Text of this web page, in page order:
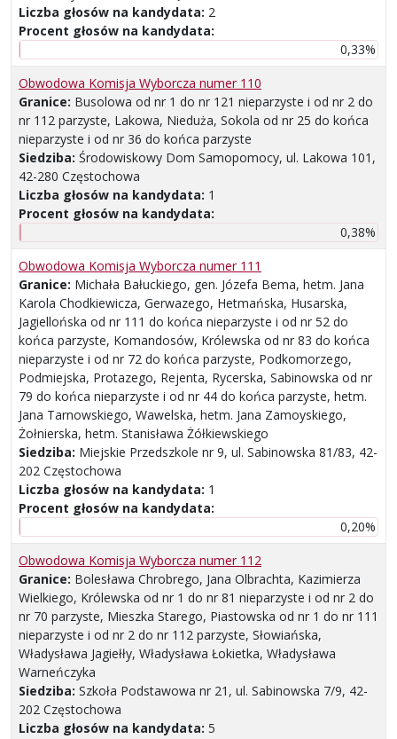
Liczba głosów na kandydata: 2
Procent głosów na kandydata:
0,33%
Obwodowa Komisja Wyborcza numer 110
Granice: Busolowa od nr 1 do nr 121 nieparzyste i od nr 2 do
nr 112 parzyste, Lakowa, Nieduża, Sokola od nr 25 do końca
nieparzyste i od nr 36 do końca parzyste
Siedziba: Środowiskowy Dom Samopomocy, ul. Lakowa 101,
42-280 Częstochowa
Liczba głosów na kandydata: 1
Procent głosów na kandydata:
0,38%
Obwodowa Komisja Wyborcza numer 111
Granice: Michała Bałuckiego, gen. Józefa Bema, hetm. Jana
Karola Chodkiewicza, Gerwazego, Hetmańska, Husarska,
Jagiellońska od nr 111 do końca nieparzyste i od nr 52 do
końca parzyste, Komandosów, Królewska od nr 83 do końca
nieparzyste i od nr 72 do końca parzyste, Podkomorzego,
Podmiejska, Protazego, Rejenta, Rycerska, Sabinowska od nr
79 do końca nieparzyste i od nr 44 do końca parzyste, hetm.
Jana Tarnowskiego, Wawelska, hetm. Jana Zamoyskiego,
Żołnierska, hetm. Stanisława Żółkiewskiego
Siedziba: Miejskie Przedszkole nr 9, ul. Sabinowska 81/83, 42-
202 Częstochowa
Liczba głosów na kandydata: 1
Procent głosów na kandydata:
0,20%
Obwodowa Komisja Wyborcza numer 112
Granice: Bolesława Chrobrego, Jana Olbrachta, Kazimierza
Wielkiego, Królewska od nr 1 do nr 81 nieparzyste i od nr 2 do
nr 70 parzyste, Mieszka Starego, Piastowska od nr 1 do nr 111
nieparzyste i od nr 2 do nr 112 parzyste, Słowiańska,
Władysława Jagiełły, Władysława Łokietka, Władysława
Warneńczyka
Siedziba: Szkoła Podstawowa nr 21, ul. Sabinowska 7/9, 42-
202 Częstochowa
Liczba głosów na kandydata: 5